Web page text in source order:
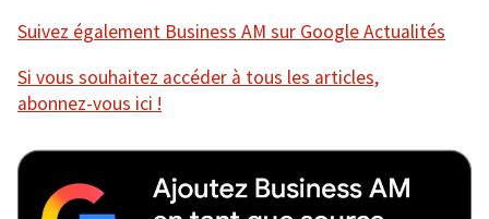
Suivez également Business AM sur Google Actualités
Si vous souhaitez accéder à tous les articles,
abonnez-vous ici !